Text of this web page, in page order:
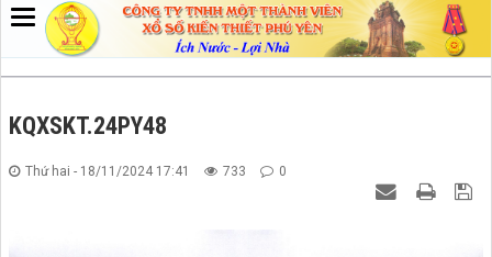
KQXSKT.24PY48
Thứ hai - 18/11/2024 17:41 733 0